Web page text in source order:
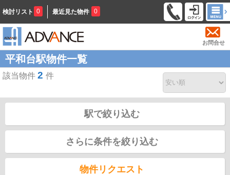
検討リスト 0 最近見た物件 0
お問合せ
平和台駅物件一覧
該当物件 2 件
駅で絞り込む
さらに条件を絞り込む
物件リクエスト